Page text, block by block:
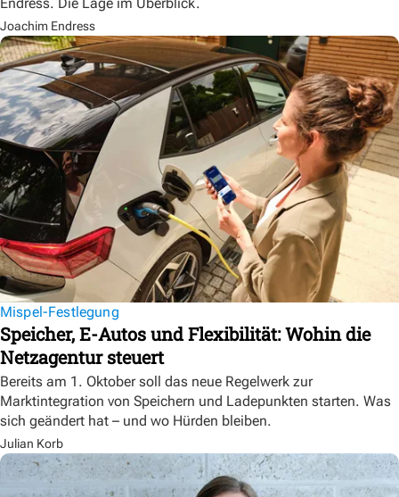
Joachim Endress
Mispel-Festlegung
Speicher, E-Autos und Flexibilität: Wohin die
Netzagentur steuert
Bereits am 1. Oktober soll das neue Regelwerk zur
Marktintegration von Speichern und Ladepunkten starten. Was
sich geändert hat – und wo Hürden bleiben.
Julian Korb